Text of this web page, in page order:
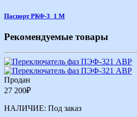
Паспорт РКФ-3_1 М
Рекомендуемые товары
Продан
27 200₽
НАЛИЧИЕ: Под заказ